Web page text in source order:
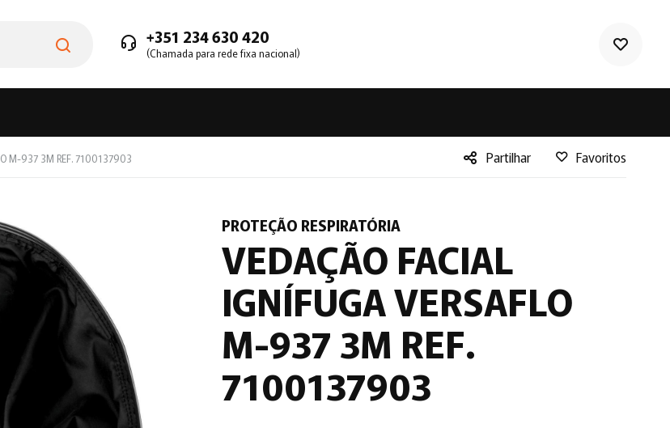
+351 234 630 420
(Chamada para rede fixa nacional)
M-937 3M REF. 7100137903
Partilhar
Favoritos
PROTEÇÃO RESPIRATÓRIA
VEDAÇÃO FACIAL
IGNÍFUGA VERSAFLO
M-937 3M REF.
7100137903